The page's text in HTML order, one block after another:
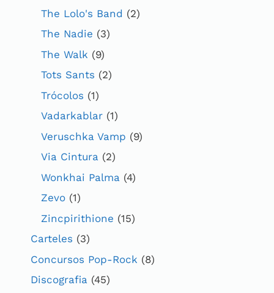
The Lolo's Band (2)
The Nadie (3)
The Walk (9)
Tots Sants (2)
Trócolos (1)
Vadarkablar (1)
Veruschka Vamp (9)
Via Cintura (2)
Wonkhai Palma (4)
Zevo (1)
Zincpirithione (15)
Carteles (3)
Concursos Pop-Rock (8)
Discografia (45)